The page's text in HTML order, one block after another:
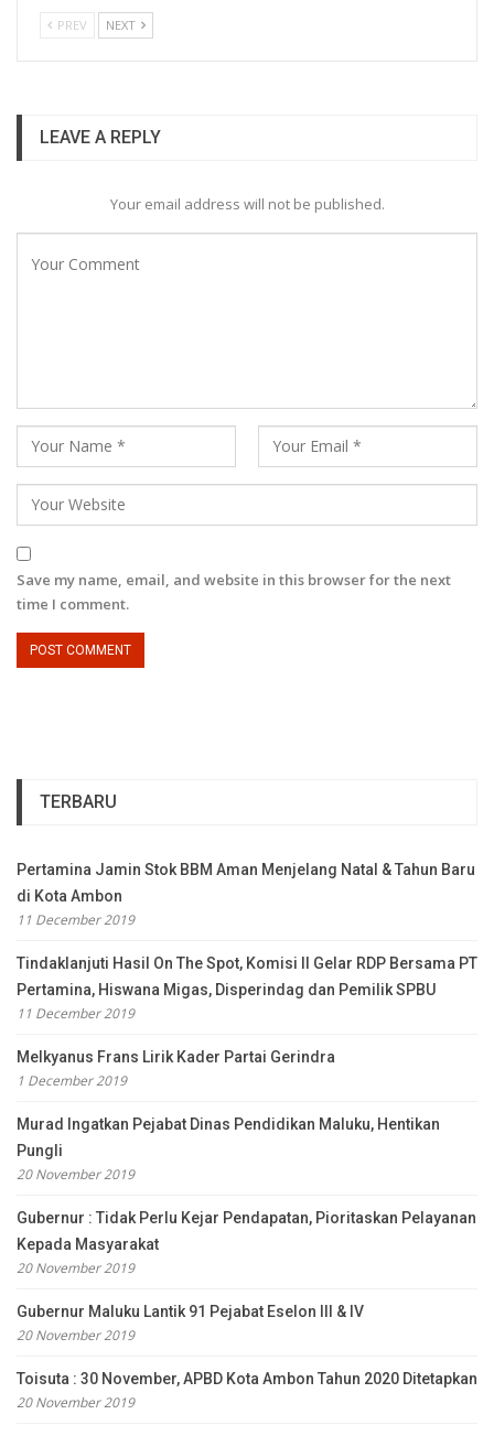
PREV NEXT
LEAVE A REPLY
Your email address will not be published.
Save my name, email, and website in this browser for the next
time I comment.
TERBARU
Pertamina Jamin Stok BBM Aman Menjelang Natal & Tahun Baru
di Kota Ambon
11 December 2019
Tindaklanjuti Hasil On The Spot, Komisi II Gelar RDP Bersama PT
Pertamina, Hiswana Migas, Disperindag dan Pemilik SPBU
11 December 2019
Melkyanus Frans Lirik Kader Partai Gerindra
1 December 2019
Murad Ingatkan Pejabat Dinas Pendidikan Maluku, Hentikan
Pungli
20 November 2019
Gubernur : Tidak Perlu Kejar Pendapatan, Pioritaskan Pelayanan
Kepada Masyarakat
20 November 2019
Gubernur Maluku Lantik 91 Pejabat Eselon III & IV
20 November 2019
Toisuta : 30 November, APBD Kota Ambon Tahun 2020 Ditetapkan
20 November 2019